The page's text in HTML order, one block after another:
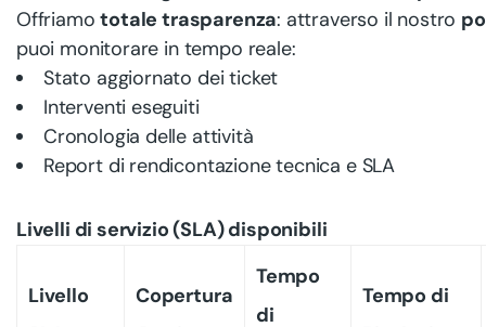
Offriamototale trasparenza: attraverso il nostro
puoi monitorare in tempo reale:
Stato aggiornato dei ticket
Interventi eseguiti
Cronologia delle attività
Report di rendicontazione tecnica e SLA
Livelli di servizio (SLA) disponibili
Livello
Copertura
Tempo
di
Tempo di